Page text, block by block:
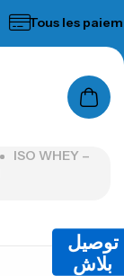
Tous les
ISO WHEY –
توصيل
بلاش